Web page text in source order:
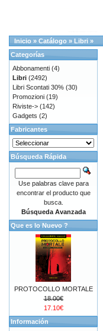
Inicio » Catálogo » Libri »
Categorías
Abbonamenti (4)
Libri (2492)
Libri Scontati 30% (30)
Promozioni (19)
Riviste-> (142)
Gadgets (2)
Fabricantes
Búsqueda Rápida
Use palabras clave para
encontrar el producto que
busca.
Búsqueda Avanzada
Que es lo Nuevo ?
PROTOCOLLO MORTALE
18.00€
17.10€
Información